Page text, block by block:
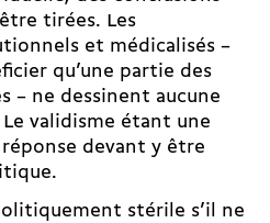
tirées. Les
et médicalisés –
qu’une partie des
– ne dessinent aucune
Le validisme étant une
devant y être
stérile s’il ne